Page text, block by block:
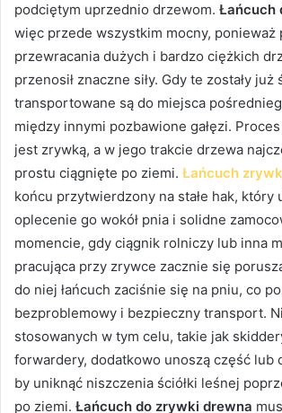
podciętym uprzednio drzewom. Łańcuch
więc przede wszystkim mocny, ponieważ
przewracania dużych i bardzo ciężkich
przenosił znaczne siły. Gdy te zostały już
transportowane są do miejsca
między innymi pozbawione gałęzi.
jest zrywką, a w jego trakcie drzewa
prostu ciągnięte po ziemi. Łańcuch
końcu przytwierdzony na stałe hak, który
oplecenie go wokół pnia i solidne
momencie, gdy ciągnik rolniczy lub inna
pracująca przy zrywce zacznie się
do niej łańcuch zaciśnie się na pniu, co
bezproblemowy i bezpieczny transport.
stosowanych w tym celu, takie jak
forwardery, dodatkowo unoszą część lub
by uniknąć niszczenia ściółki leśnej
po ziemi. Łańcuch do zrywki drewna